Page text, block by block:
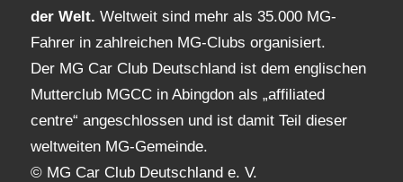
der Welt. Weltweit sind mehr als 35.000 MG-
Fahrer in zahlreichen MG-Clubs organisiert.
Der MG Car Club Deutschland ist dem englischen
Mutterclub MGCC in Abingdon als „affiliated
centre“ angeschlossen und ist damit Teil dieser
weltweiten MG-Gemeinde.
© MG Car Club Deutschland e. V.